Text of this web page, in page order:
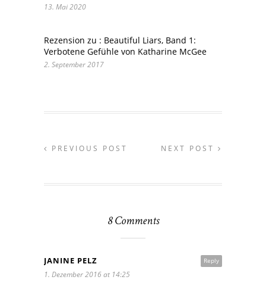
13. Mai 2020
Rezension zu : Beautiful Liars, Band 1:
Verbotene Gefühle von Katharine McGee
2. September 2017
PREVIOUS POST NEXT POST
8 Comments
Reply
JANINE PELZ
1. Dezember 2016 at 14:25